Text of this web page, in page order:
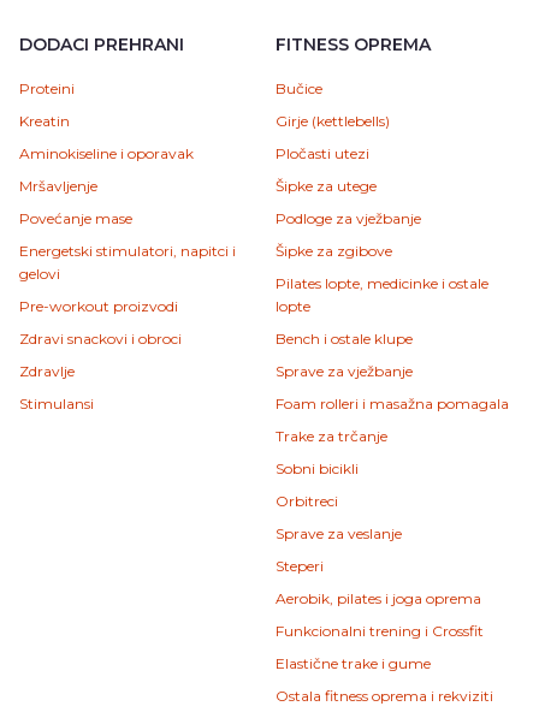
DODACI PREHRANI
Proteini
Kreatin
Aminokiseline i oporavak
Mršavljenje
Povećanje mase
Energetski stimulatori, napitci i
gelovi
Pre-workout proizvodi
Zdravi snackovi i obroci
Zdravlje
Stimulansi
FITNESS OPREMA
Bučice
Girje (kettlebells)
Pločasti utezi
Šipke za utege
Podloge za vježbanje
Šipke za zgibove
Pilates lopte, medicinke i ostale
lopte
Bench i ostale klupe
Sprave za vježbanje
Foam rolleri i masažna pomagala
Trake za trčanje
Sobni bicikli
Orbitreci
Sprave za veslanje
Steperi
Aerobik, pilates i joga oprema
Funkcionalni trening i Crossfit
Elastične trake i gume
Ostala fitness oprema i rekviziti